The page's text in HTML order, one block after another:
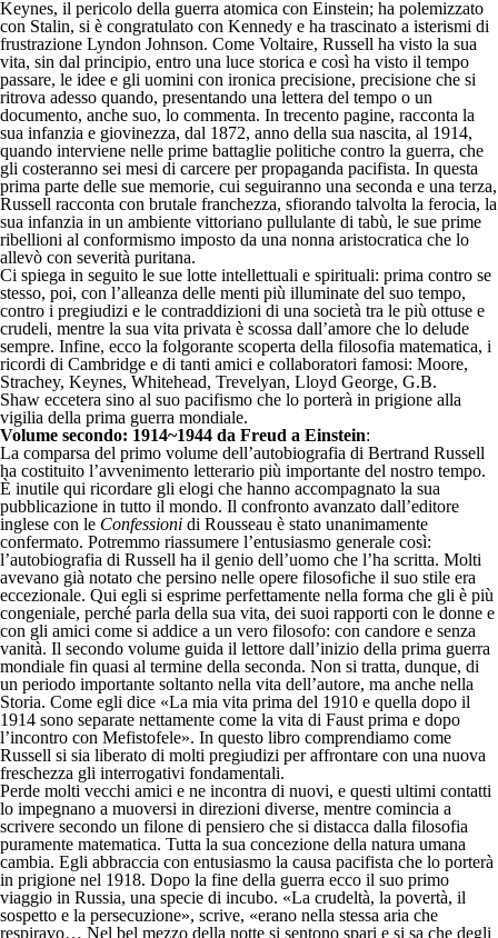
Keynes, il pericolo della guerra atomica con Einstein; ha polemizzato
con Stalin, si è congratulato con Kennedy e ha trascinato a isterismi di
frustrazione Lyndon Johnson. Come Voltaire, Russell ha visto la sua
vita, sin dal principio, entro una luce storica e così ha visto il tempo
passare, le idee e gli uomini con ironica precisione, precisione che si
ritrova adesso quando, presentando una lettera del tempo o un
documento, anche suo, lo commenta. In trecento pagine, racconta la
sua infanzia e giovinezza, dal 1872, anno della sua nascita, al 1914,
quando interviene nelle prime battaglie politiche contro la guerra, che
gli costeranno sei mesi di carcere per propaganda pacifista. In questa
prima parte delle sue memorie, cui seguiranno una seconda e una terza,
Russell racconta con brutale franchezza, sfiorando talvolta la ferocia, la
sua infanzia in un ambiente vittoriano pullulante di tabù, le sue prime
ribellioni al conformismo imposto da una nonna aristocratica che lo
allevò con severità puritana.
Ci spiega in seguito le sue lotte intellettuali e spirituali: prima contro se
stesso, poi, con l’alleanza delle menti più illuminate del suo tempo,
contro i pregiudizi e le contraddizioni di una società tra le più ottuse e
crudeli, mentre la sua vita privata è scossa dall’amore che lo delude
sempre. Infine, ecco la folgorante scoperta della filosofia matematica, i
ricordi di Cambridge e di tanti amici e collaboratori famosi: Moore,
Strachey, Keynes, Whitehead, Trevelyan, Lloyd George, G.B.
Shaw eccetera sino al suo pacifismo che lo porterà in prigione alla
vigilia della prima guerra mondiale.
Volume secondo: 1914~1944 da Freud a Einstein:
La comparsa del primo volume dell’autobiografia di Bertrand Russell
ha costituito l’avvenimento letterario più importante del nostro tempo.
È inutile qui ricordare gli elogi che hanno accompagnato la sua
pubblicazione in tutto il mondo. Il confronto avanzato dall’editore
inglese con le Confessioni di Rousseau è stato unanimamente
confermato. Potremmo riassumere l’entusiasmo generale così:
l’autobiografia di Russell ha il genio dell’uomo che l’ha scritta. Molti
avevano già notato che persino nelle opere filosofiche il suo stile era
eccezionale. Qui egli si esprime perfettamente nella forma che gli è più
congeniale, perché parla della sua vita, dei suoi rapporti con le donne e
con gli amici come si addice a un vero filosofo: con candore e senza
vanità. Il secondo volume guida il lettore dall’inizio della prima guerra
mondiale fin quasi al termine della seconda. Non si tratta, dunque, di
un periodo importante soltanto nella vita dell’autore, ma anche nella
Storia. Come egli dice «La mia vita prima del 1910 e quella dopo il
1914 sono separate nettamente come la vita di Faust prima e dopo
l’incontro con Mefistofele». In questo libro comprendiamo come
Russell si sia liberato di molti pregiudizi per affrontare con una nuova
freschezza gli interrogativi fondamentali.
Perde molti vecchi amici e ne incontra di nuovi, e questi ultimi contatti
lo impegnano a muoversi in direzioni diverse, mentre comincia a
scrivere secondo un filone di pensiero che si distacca dalla filosofia
puramente matematica. Tutta la sua concezione della natura umana
cambia. Egli abbraccia con entusiasmo la causa pacifista che lo porterà
in prigione nel 1918. Dopo la fine della guerra ecco il suo primo
viaggio in Russia, una specie di incubo. «La crudeltà, la povertà, il
sospetto e la persecuzione», scrive, «erano nella stessa aria che
respiravo… Nel bel mezzo della notte si sentono spari e si sa che degli